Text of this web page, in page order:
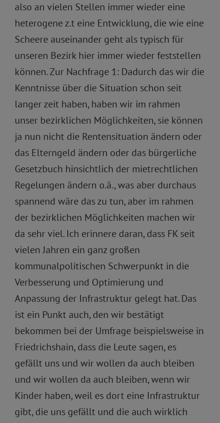
also an vielen Stellen immer wieder eine
heterogene z.t eine Entwicklung, die wie eine
Scheere auseinander geht als typisch für
unseren Bezirk hier immer wieder feststellen
können. Zur Nachfrage 1: Dadurch das wir die
Kenntnisse über die Situation schon seit
langer zeit haben, haben wir im rahmen
unser bezirklichen Möglichkeiten, sie können
ja nun nicht die Rentensituation ändern oder
das Elterngeld ändern oder das bürgerliche
Gesetzbuch hinsichtlich der mietrechtlichen
Regelungen ändern o.ä., was aber durchaus
spannend wäre das zu tun, aber im rahmen
der bezirklichen Möglichkeiten machen wir
da sehr viel. Ich erinnere daran, dass FK seit
vielen Jahren ein ganz großen
kommunalpolitischen Schwerpunkt in die
Verbesserung und Optimierung und
Anpassung der Infrastruktur gelegt hat. Das
ist ein Punkt auch, den wir bestätigt
bekommen bei der Umfrage beispielsweise in
Friedrichshain, dass die Leute sagen, es
gefällt uns und wir wollen da auch bleiben
und wir wollen da auch bleiben, wenn wir
Kinder haben, weil es dort eine Infrastruktur
gibt, die uns gefällt und die auch wirklich